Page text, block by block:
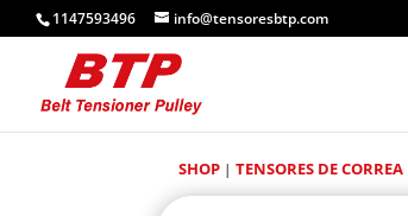
1147593496 info@tensoresbtp.com
SHOP | TENSORES DE CORREA